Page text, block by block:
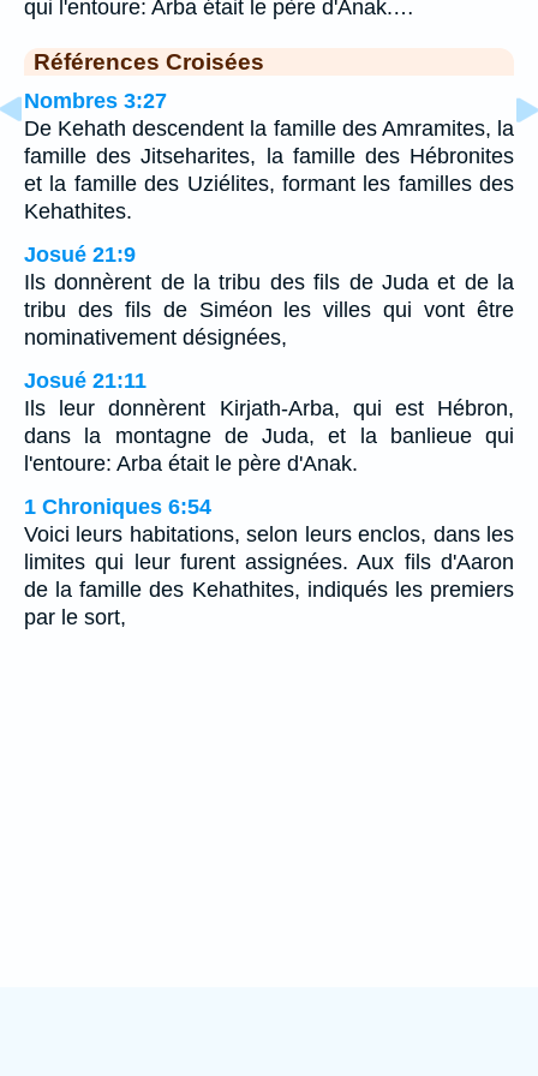
qui l'entoure: Arba était le père d'Anak.…
Références Croisées
Nombres 3:27
De Kehath descendent la famille des Amramites, la
famille des Jitseharites, la famille des Hébronites
et la famille des Uziélites, formant les familles des
Kehathites.
Josué 21:9
Ils donnèrent de la tribu des fils de Juda et de la
tribu des fils de Siméon les villes qui vont être
nominativement désignées,
Josué 21:11
Ils leur donnèrent Kirjath-Arba, qui est Hébron,
dans la montagne de Juda, et la banlieue qui
l'entoure: Arba était le père d'Anak.
1 Chroniques 6:54
Voici leurs habitations, selon leurs enclos, dans les
limites qui leur furent assignées. Aux fils d'Aaron
de la famille des Kehathites, indiqués les premiers
par le sort,